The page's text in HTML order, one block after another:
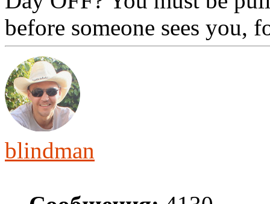
before someone sees you,
blindman